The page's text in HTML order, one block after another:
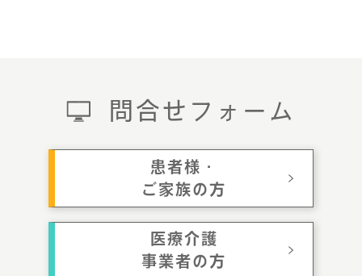
問合せフォーム
患者様・
ご家族の方
医療介護
事業者の方